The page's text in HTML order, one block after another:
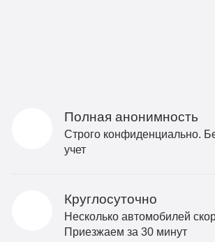
Полная анонимность
Строго конфиденциально.
учет
Круглосуточно
Несколько автомобилей
Приезжаем за 30 минут